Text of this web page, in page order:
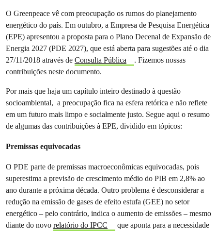
O Greenpeace vê com preocupação os rumos do planejamento
energético do país. Em outubro, a Empresa de Pesquisa Energética
(EPE) apresentou a proposta para o Plano Decenal de Expansão de
Energia 2027 (PDE 2027), que está aberta para sugestões até o dia
27/11/2018 através de Consulta Pública
. Fizemos nossas
contribuições neste documento.
Por mais que haja um capítulo inteiro destinado à questão
socioambiental, a preocupação fica na esfera retórica e não reflete
em um futuro mais limpo e socialmente justo. Segue aqui o resumo
de algumas das contribuições à EPE, dividido em tópicos:
Premissas equivocadas
O PDE parte de premissas macroeconômicas equivocadas, pois
superestima a previsão de crescimento médio do PIB em 2,8% ao
ano durante a próxima década. Outro problema é desconsiderar a
redução na emissão de gases de efeito estufa (GEE) no setor
energético – pelo contrário, indica o aumento de emissões – mesmo
diante do novo relatório do IPCC
que aponta para a necessidade